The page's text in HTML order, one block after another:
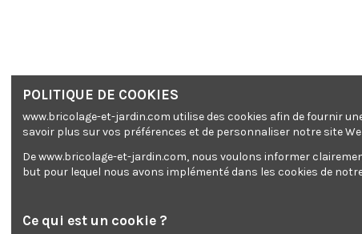
POLITIQUE DE COOKIES
www.bricolage-et-jardin.com utilise des cookies afin de fournir
savoir plus sur vos préférences et de personnaliser notre site
De www.bricolage-et-jardin.com, nous voulons informer
but pour lequel nous avons implémenté dans les cookies de
Ce qui est un cookie ?